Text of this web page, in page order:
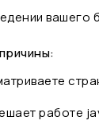
вашего
работе